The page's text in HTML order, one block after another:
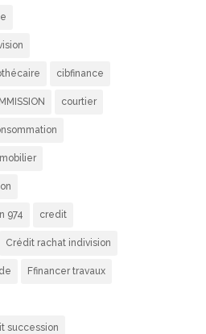
cibfinance
courtier
974 credit
Crédit rachat indivision
Ffinancer travaux
succession